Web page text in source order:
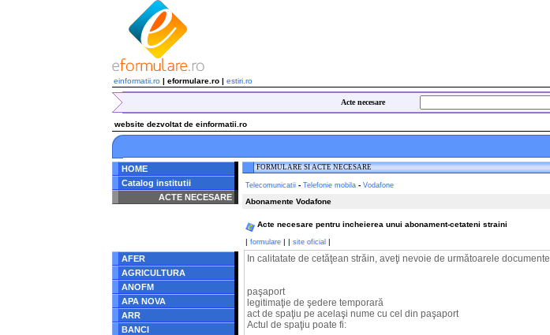
einformatii.ro | eformulare.ro | estiri.ro
Acte necesare
website dezvoltat de einformatii.ro
HOME
Catalog institutii
ACTE NECESARE
/home/eformulare.ro/public_html/navigare/stanga.php
AFER
AGRICULTURA
ANOFM
APA NOVA
ARR
BANCI
FORMULARE SI ACTE NECESARE
Telecomunicatii - Telefonie mobila - Vodafone
Abonamente Vodafone
Acte necesare pentru incheierea unui abonament-cetateni straini
| formulare | | site oficial |
In calitatate de cetăţean străin, aveţi nevoie de următoarele documente
paşaport
legitimaţie de şedere temporară
act de spaţiu pe acelaşi nume cu cel din paşaport
Actul de spaţiu poate fi: